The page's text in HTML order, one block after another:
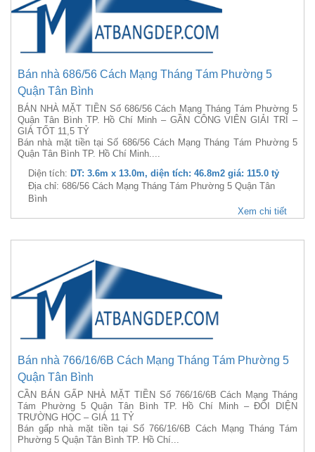
Bán nhà 686/56 Cách Mạng Tháng Tám Phường 5
Quận Tân Bình
BÁN NHÀ MẶT TIỀN Số 686/56 Cách Mạng Tháng Tám Phường 5
Quận Tân Bình TP. Hồ Chí Minh – GẦN CÔNG VIÊN GIẢI TRÍ –
GIÁ TỐT 11,5 TỶ
Bán nhà mặt tiền tại Số 686/56 Cách Mạng Tháng Tám Phường 5
Quận Tân Bình TP. Hồ Chí Minh....
Diện tích: DT: 3.6m x 13.0m, diện tích: 46.8m2 giá: 115.0 tỷ
Địa chỉ: 686/56 Cách Mạng Tháng Tám Phường 5 Quận Tân
Bình
Xem chi tiết
Bán nhà 766/16/6B Cách Mạng Tháng Tám Phường 5
Quận Tân Bình
CẦN BÁN GẤP NHÀ MẶT TIỀN Số 766/16/6B Cách Mạng Tháng
Tám Phường 5 Quận Tân Bình TP. Hồ Chí Minh – ĐỐI DIỆN
TRƯỜNG HỌC – GIÁ 11 TỶ
Bán gấp nhà mặt tiền tại Số 766/16/6B Cách Mạng Tháng Tám
Phường 5 Quận Tân Bình TP. Hồ Chí...